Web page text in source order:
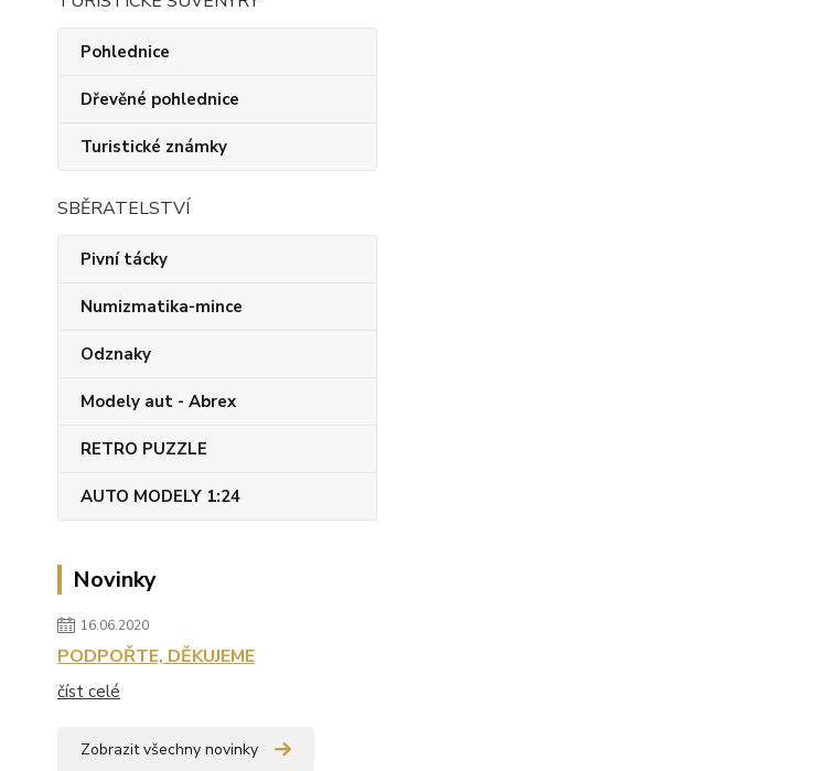
Pohlednice
Dřevěné pohlednice
Turistické známky
SBĚRATELSTVÍ
Pivní tácky
Numizmatika-mince
Odznaky
Modely aut - Abrex
RETRO PUZZLE
AUTO MODELY 1:24
Novinky
16.06.2020
PODPOŘTE, DĚKUJEME
číst celé
Zobrazit všechny novinky